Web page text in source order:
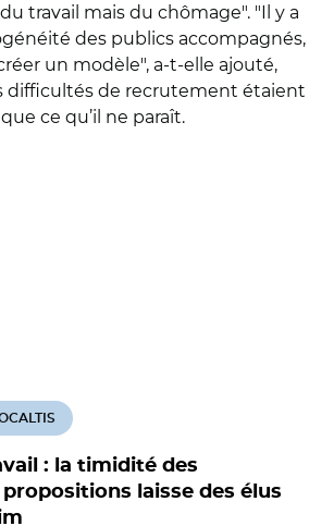
travail mais du chômage". "Il y a
des publics accompagnés,
un modèle", a-t-elle ajouté,
difficultés de recrutement étaient
ce qu’il ne paraît.
: la timidité des
laisse des élus